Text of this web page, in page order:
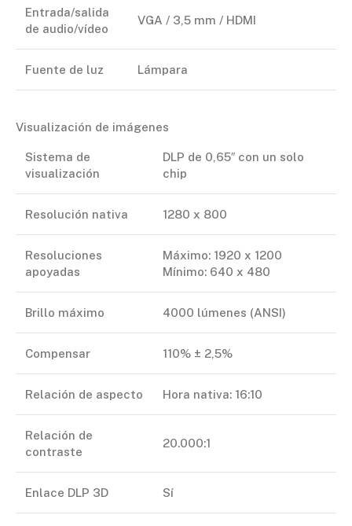
Entrada/salida
de audio/vídeo
VGA / 3,5 mm / HDMI
Fuente de luz Lámpara
Visualización de imágenes
Sistema de
visualización
DLP de 0,65″ con un solo
chip
Resolución nativa 1280 x 800
Resoluciones
apoyadas
Máximo: 1920 x 1200
Mínimo: 640 x 480
Brillo máximo 4000 lúmenes (ANSI)
Compensar 110% ± 2,5%
Relación de aspecto Hora nativa: 16:10
Relación de
contraste
20.000:1
Enlace DLP 3D Sí